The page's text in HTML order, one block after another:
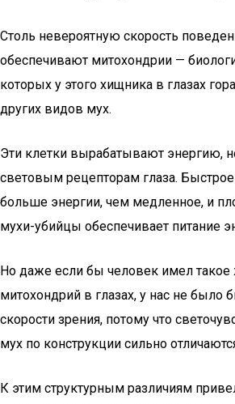
Столь невероятную скорость
обеспечивают митохондрии —
которых у этого хищника в глазах
других видов мух.
Эти клетки вырабатывают энергию,
световым рецепторам глаза.
больше энергии, чем медленное, и
мухи-убийцы обеспечивает питание
Но даже если бы человек имел такое
митохондрий в глазах, у нас не было
скорости зрения, потому что
мух по конструкции сильно
К этим структурным различиям